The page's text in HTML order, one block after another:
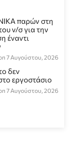
παρών στη
ν/σ για την
έναντι
7 Αυγούστου, 2026
δεν
εργοστάσιο
7 Αυγούστου, 2026